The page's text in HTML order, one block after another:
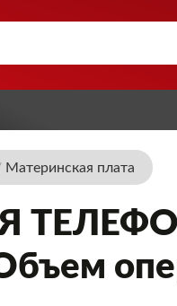
Материнская плата